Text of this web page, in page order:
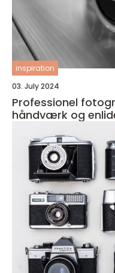
inspiration
03. July 2024
Professionel
håndværk og